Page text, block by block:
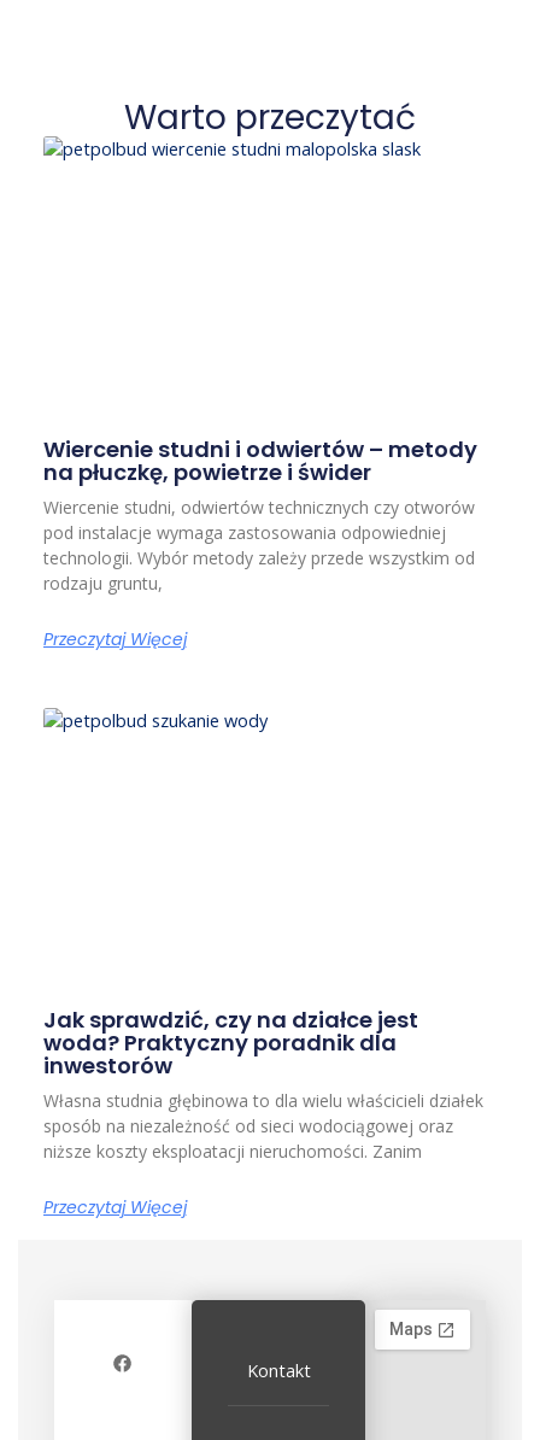
Warto przeczytać
Wiercenie studni i odwiertów – metody
na płuczkę, powietrze i świder
Wiercenie studni, odwiertów technicznych czy otworów
pod instalacje wymaga zastosowania odpowiedniej
technologii. Wybór metody zależy przede wszystkim od
rodzaju gruntu,
Przeczytaj Więcej
Jak sprawdzić, czy na działce jest
woda? Praktyczny poradnik dla
inwestorów
Własna studnia głębinowa to dla wielu właścicieli działek
sposób na niezależność od sieci wodociągowej oraz
niższe koszty eksploatacji nieruchomości. Zanim
Przeczytaj Więcej
c
e Kontakt